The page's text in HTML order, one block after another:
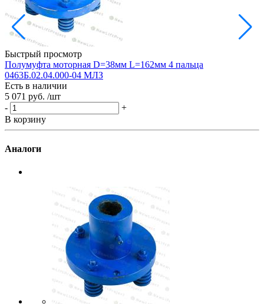
Быстрый просмотр
Полумуфта моторная D=38мм L=162мм 4 пальца
0463Б.02.04.000-04 МЛЗ
Есть в наличии
5 071 руб. /шт
-
+
В корзину
Аналоги